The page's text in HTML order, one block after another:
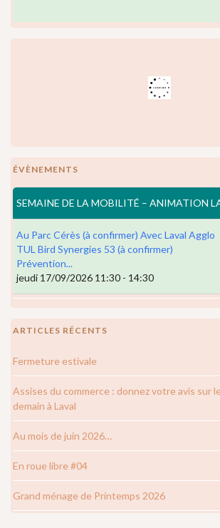
ÉVÈNEMENTS
SEMAINE DE LA MOBILITÉ – ANIMATION
Au Parc Cérès (à confirmer) Avec Laval Agglo
TUL Bird Synergies 53 (à confirmer)
Prévention...
jeudi 17/09/2026 11:30 - 14:30
ARTICLES RÉCENTS
Fermeture estivale
Assises du commerce : donnez votre avis sur
demain à Laval
Au mois de juin 2026…
En roue libre #04
Grand ménage de Printemps 2026